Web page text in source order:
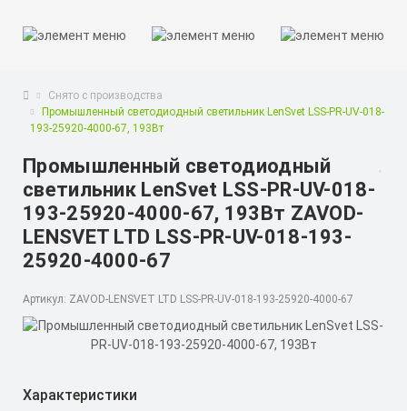
Снято с производства
Промышленный светодиодный светильник LenSvet LSS-PR-UV-018-
193-25920-4000-67, 193Вт
Промышленный светодиодный
светильник LenSvet LSS-PR-UV-018-
193-25920-4000-67, 193Вт ZAVOD-
LENSVET LTD LSS-PR-UV-018-193-
25920-4000-67
Артикул: ZAVOD-LENSVET LTD LSS-PR-UV-018-193-25920-4000-67
Характеристики